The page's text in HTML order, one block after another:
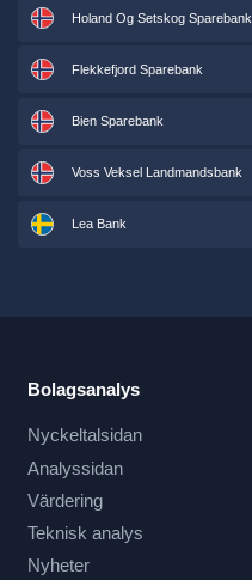
Holand Og Setskog Sparebank
Flekkefjord Sparebank
Bien Sparebank
Voss Veksel Landmandsbank
Lea Bank
Bolagsanalys
Nyckeltalsidan
Analyssidan
Värdering
Teknisk analys
Nyheter